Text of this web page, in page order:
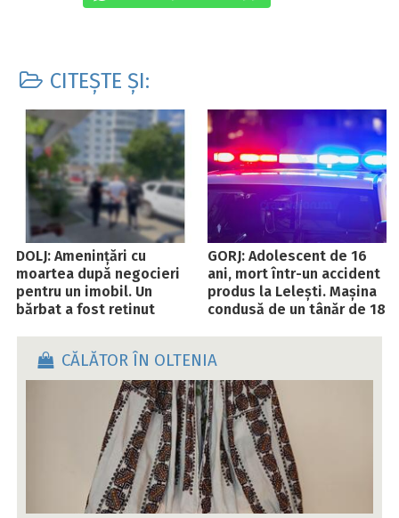
CITEȘTE ȘI:
DOLJ: Amenințări cu
moartea după negocieri
pentru un imobil. Un
bărbat a fost reținut
GORJ: Adolescent de 16
ani, mort într-un accident
produs la Lelești. Mașina
condusă de un tânăr de 18
CĂLĂTOR ÎN OLTENIA